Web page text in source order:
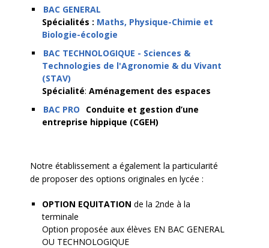
BAC GENERAL
Spécialités : Maths, Physique-Chimie et
Biologie-écologie
BAC TECHNOLOGIQUE - Sciences &
Technologies de l'Agronomie & du Vivant
(STAV)
Spécialité: Aménagement des espaces
BAC PRO
Conduite et gestion d’une
entreprise hippique (CGEH)
Notre établissement a également la particularité
de proposer des options originales en lycée :
OPTION EQUITATION de la 2nde à la
terminale
Option proposée aux élèves EN BAC GENERAL
OU TECHNOLOGIQUE